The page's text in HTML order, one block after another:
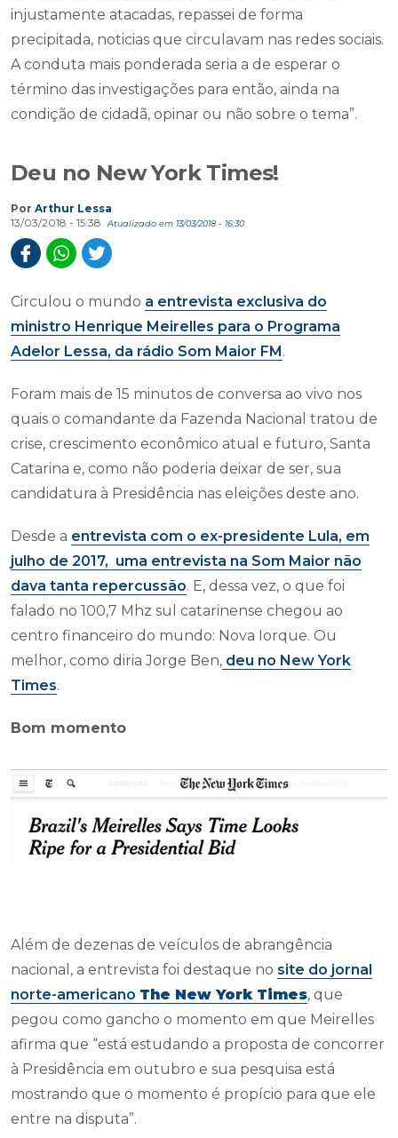
injustamente atacadas, repassei de forma
precipitada, noticias que circulavam nas redes sociais.
A conduta mais ponderada seria a de esperar o
término das investigações para então, ainda na
condição de cidadã, opinar ou não sobre o tema”.
Deu no New York Times!
Por Arthur Lessa
13/03/2018 - 15:38
Atualizado em 13/03/2018 - 16:30
Circulou o mundo a entrevista exclusiva do
ministro Henrique Meirelles para o Programa
Adelor Lessa, da rádio Som Maior FM .
Foram mais de 15 minutos de conversa ao vivo nos
quais o comandante da Fazenda Nacional tratou de
crise, crescimento econômico atual e futuro, Santa
Catarina e, como não poderia deixar de ser, sua
candidatura à Presidência nas eleições deste ano.
Desde a entrevista com o ex-presidente Lula, em
julho de 2017, uma entrevista na Som Maior não
dava tanta repercussão. E, dessa vez, o que foi
falado no 100,7 Mhz sul catarinense chegou ao
centro financeiro do mundo: Nova Iorque. Ou
melhor, como diria Jorge Ben, deu no New York
Times.
Bom momento
Além de dezenas de veículos de abrangência
nacional, a entrevista foi destaque no site do jornal
norte-americano The New York Times, que
pegou como gancho o momento em que Meirelles
afirma que “está estudando a proposta de concorrer
à Presidência em outubro e sua pesquisa está
mostrando que o momento é propício para que ele
entre na disputa”.